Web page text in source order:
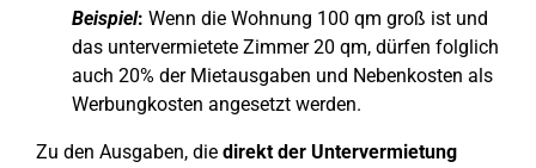
Beispiel: Wenn die Wohnung 100 qm groß ist und
das untervermietete Zimmer 20 qm, dürfen folglich
auch 20% der Mietausgaben und Nebenkosten als
Werbungkosten angesetzt werden.
Zu den Ausgaben, die direkt der Untervermietung